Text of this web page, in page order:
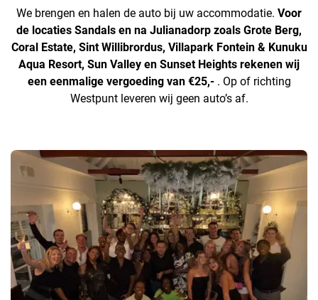
We brengen en halen de auto bij uw accommodatie. Voor
de locaties Sandals en na Julianadorp zoals Grote Berg,
Coral Estate, Sint Willibrordus, Villapark Fontein & Kunuku
Aqua Resort, Sun Valley en Sunset Heights rekenen wij
een eenmalige vergoeding van €25,-. Op of richting
Westpunt leveren wij geen auto’s af.